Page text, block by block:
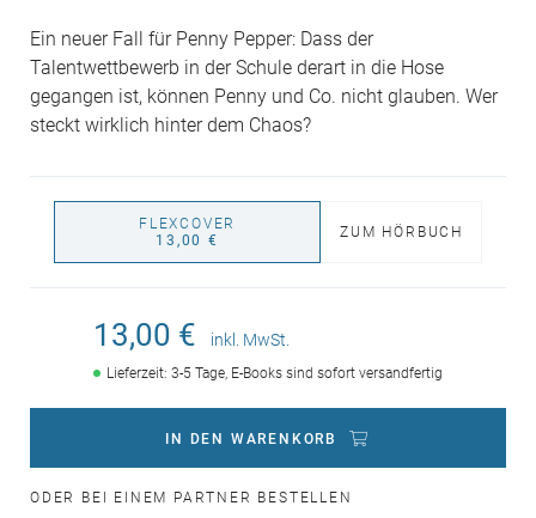
Ein neuer Fall für Penny Pepper: Dass der
Talentwettbewerb in der Schule derart in die Hose
gegangen ist, können Penny und Co. nicht glauben. Wer
steckt wirklich hinter dem Chaos?
FLEXCOVER
13,00 €
ZUM HÖRBUCH
13,00 € inkl. MwSt.
Lieferzeit: 3-5 Tage, E-Books sind sofort versandfertig
IN DEN WARENKORB
ODER BEI EINEM PARTNER BESTELLEN